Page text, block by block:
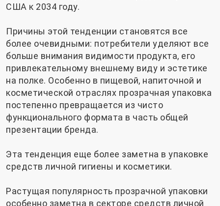
США к 2034 году.
Причины этой тенденции становятся все
более очевидными: потребители уделяют все
больше внимания видимости продукта, его
привлекательному внешнему виду и эстетике
на полке. Особенно в пищевой, напиточной и
косметической отраслях прозрачная упаковка
постепенно превращается из чисто
функционального формата в часть общей
презентации бренда.
Эта тенденция еще более заметна в упаковке
средств личной гигиены и косметики.
Растущая популярность прозрачной упаковки
особенно заметна в секторе средств личной